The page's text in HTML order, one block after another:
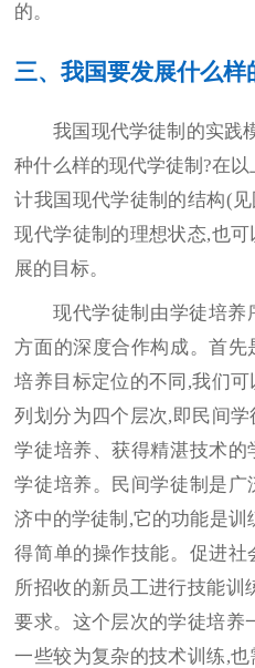
的。
三、我国要发展什么样
我国现代学徒制的实践
种什么样的现代学徒制?在
计我国现代学徒制的结构(
现代学徒制的理想状态,也
展的目标。
现代学徒制由学徒培养
方面的深度合作构成。首
培养目标定位的不同,我们
列划分为四个层次,即民间
学徒培养、获得精湛技术
学徒培养。民间学徒制是
济中的学徒制,它的功能是
得简单的操作技能。促进
所招收的新员工进行技能训
要求。这个层次的学徒培养
一些较为复杂的技术训练,也